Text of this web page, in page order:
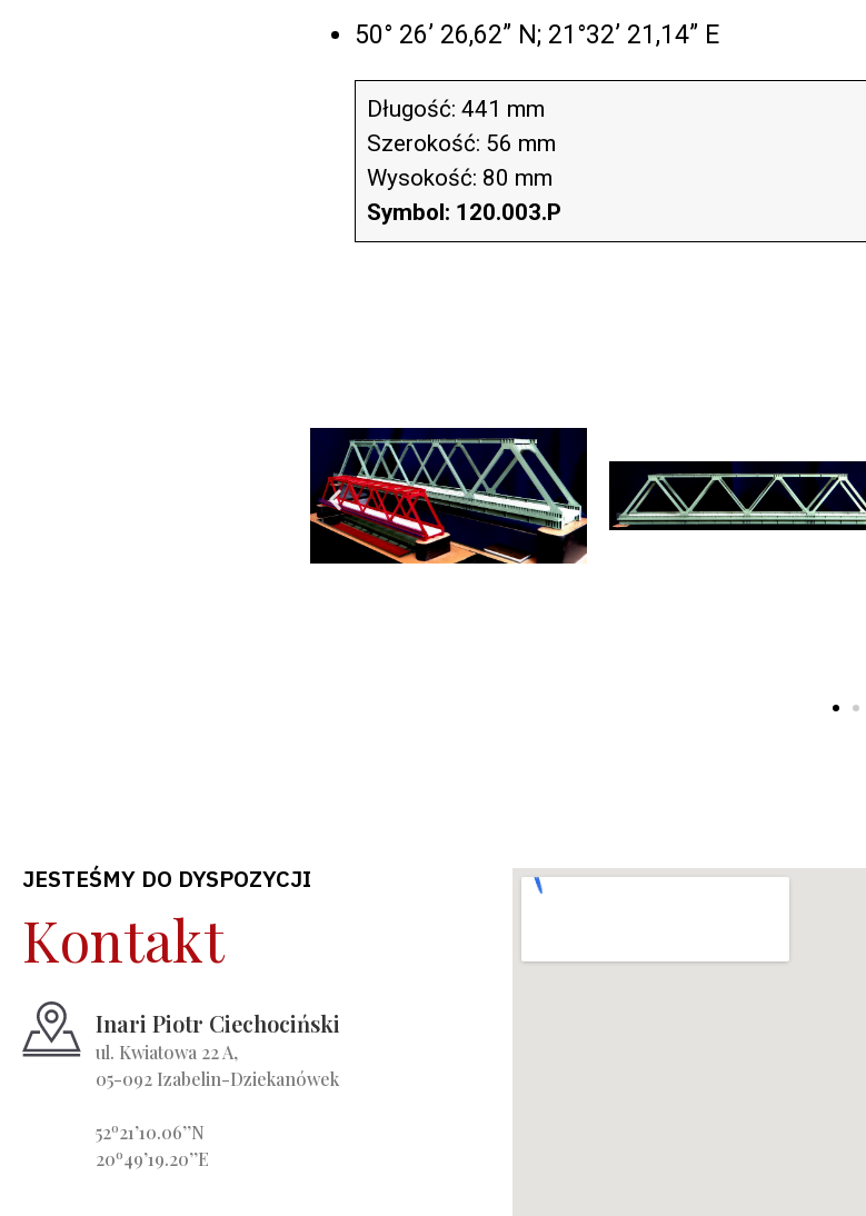
50° 26’ 26,62” N; 21°32’ 21,14” E
Długość: 441 mm
Szerokość: 56 mm
Wysokość: 80 mm
Symbol: 120.003.P
JESTEŚMY DO DYSPOZYCJI
Kontakt
Inari Piotr Ciechociński
ul. Kwiatowa 22 A,
05-092 Izabelin-Dziekanówek
52o21’10.06’’N
20o49’19.20’’E